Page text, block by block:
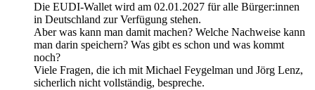
Die EUDI-Wallet wird am 02.01.2027 für alle Bürger:innen
in Deutschland zur Verfügung stehen.
Aber was kann man damit machen? Welche Nachweise kann
man darin speichern? Was gibt es schon und was kommt
noch?
Viele Fragen, die ich mit Michael Feygelman und Jörg Lenz,
sicherlich nicht vollständig, bespreche.